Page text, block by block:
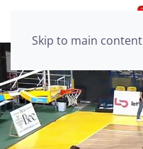
Skip to main content